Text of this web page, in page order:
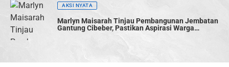
AKSI NYATA
Marlyn Maisarah Tinjau Pembangunan Jembatan
Gantung Cibeber, Pastikan Aspirasi Warga